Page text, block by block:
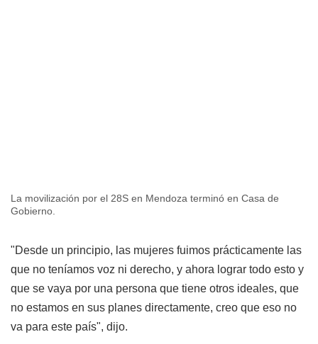
La movilización por el 28S en Mendoza terminó en Casa de
Gobierno.
"Desde un principio, las mujeres fuimos prácticamente las
que no teníamos voz ni derecho, y ahora lograr todo esto y
que se vaya por una persona que tiene otros ideales, que
no estamos en sus planes directamente, creo que eso no
va para este país", dijo.